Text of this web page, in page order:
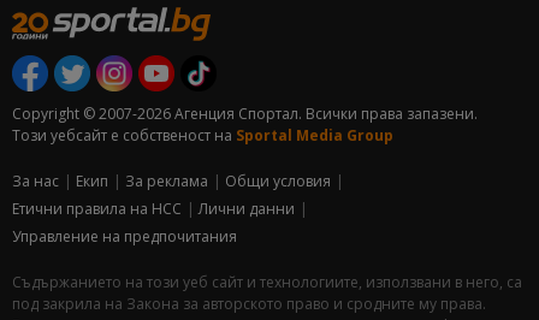
Copyright © 2007-2026 Агенция Спортал. Всички права запазени.
Този уебсайт е собственост на Sportal Media Group
За нас Екип За рекламa
Общи условия
Етични правила на НСС
Лични данни
Управление на предпочитания
Съдържанието на този уеб сайт и технологиите, използвани в него, са
под закрила на Закона за авторското право и сродните му права.